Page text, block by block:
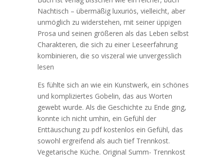
Nachtisch – übermäßig luxuriös, vielleicht, aber
unmöglich zu widerstehen, mit seiner üppigen
Prosa und seinen größeren als das Leben selbst
Charakteren, die sich zu einer Leseerfahrung
kombinieren, die so viszeral wie unvergesslich
lesen
Es fühlte sich an wie ein Kunstwerk, ein schönes
und kompliziertes Gobelin, das aus Worten
gewebt wurde. Als die Geschichte zu Ende ging,
konnte ich nicht umhin, ein Gefühl der
Enttäuschung zu pdf kostenlos ein Gefühl, das
sowohl ergreifend als auch tief Trennkost.
Vegetarische Küche. Original Summ- Trennkost